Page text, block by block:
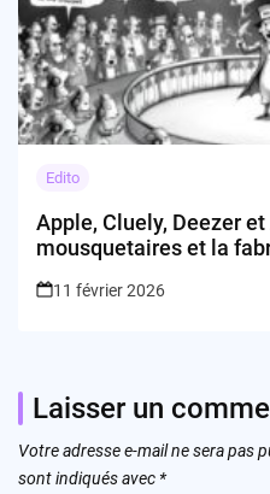
Edito
Apple, Cluely, Deezer
mousquetaires et la
11 février 2026
Laisser un
Votre adresse e-mail ne sera pas
sont indiqués avec *